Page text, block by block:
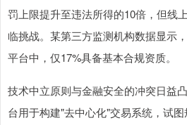
罚上限提升至违法所得的10倍，但线
临挑战。某第三方监测机构数据显示
平台中，仅17%具备基本合规资质。
技术中立原则与金融安全的冲突日益
台用于构建"去中心化"交易系统，试